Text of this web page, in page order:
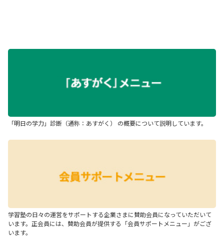
「明日の学力」診断（通称：あすがく） の概要について説明しています。
学習塾の日々の運営をサポートする企業さまに賛助会員になっていただいて
います。正会員には、賛助会員が提供する「会員サポートメニュー」がござ
います。